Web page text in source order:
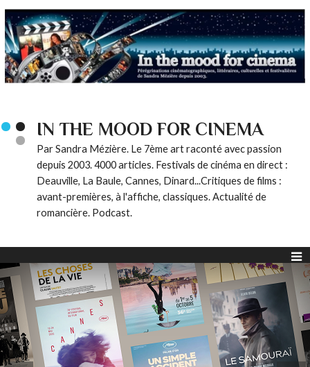
IN THE MOOD FOR CINEMA
Par Sandra Mézière. Le 7ème art raconté avec passion
depuis 2003. 4000 articles. Festivals de cinéma en direct :
Deauville, La Baule, Cannes, Dinard...Critiques de films :
avant-premières, à l'affiche, classiques. Actualité de
romancière. Podcast.